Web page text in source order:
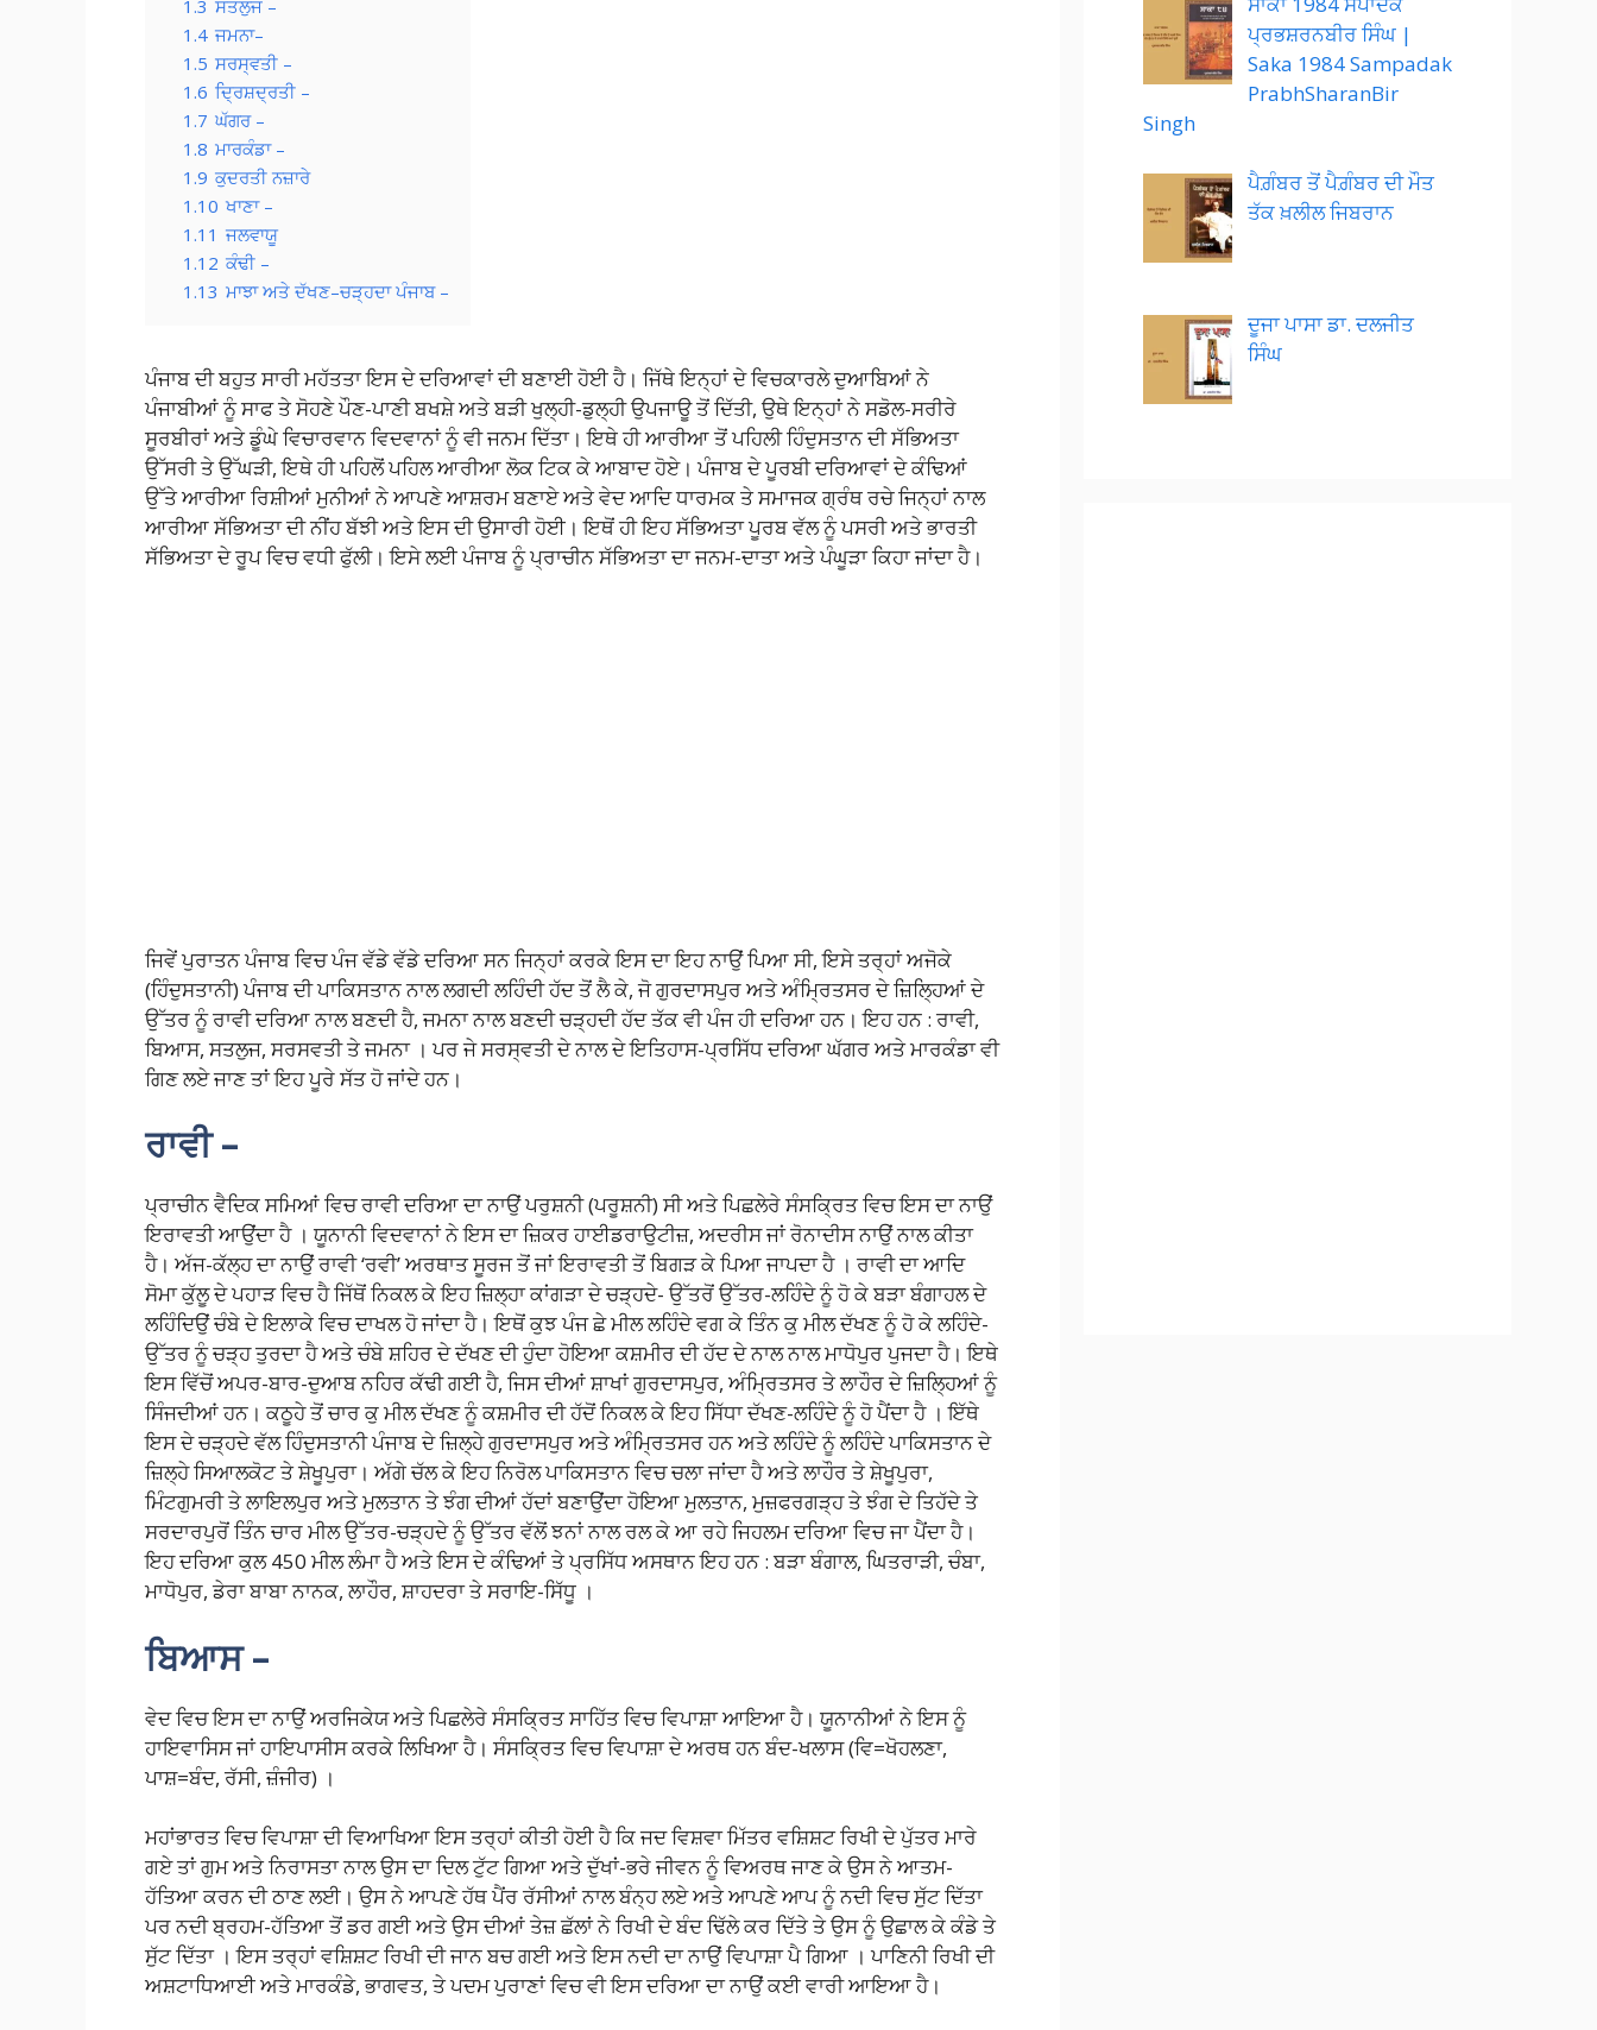
1.3 ਸਤਲੁਜ –
1.4 ਜਮਨਾ–
1.5 ਸਰਸ੍ਵਤੀ –
1.6 ਦ੍ਰਿਸ਼ਦ੍ਰਤੀ –
1.7 ਘੱਗਰ –
1.8 ਮਾਰਕੰਡਾ –
1.9 ਕੁਦਰਤੀ ਨਜ਼ਾਰੇ
1.10 ਖਾਣਾ –
1.11 ਜਲਵਾਯੂ
1.12 ਕੰਢੀ –
1.13 ਮਾਝਾ ਅਤੇ ਦੱਖਣ–ਚੜ੍ਹਦਾ ਪੰਜਾਬ –
ਪੰਜਾਬ ਦੀ ਬਹੁਤ ਸਾਰੀ ਮਹੱਤਤਾ ਇਸ ਦੇ ਦਰਿਆਵਾਂ ਦੀ ਬਣਾਈ ਹੋਈ ਹੈ। ਜਿੱਥੇ ਇਨ੍ਹਾਂ ਦੇ ਵਿਚਕਾਰਲੇ ਦੁਆਬਿਆਂ ਨੇ
ਪੰਜਾਬੀਆਂ ਨੂੰ ਸਾਫ ਤੇ ਸੋਹਣੇ ਪੌਣ-ਪਾਣੀ ਬਖਸ਼ੇ ਅਤੇ ਬੜੀ ਖੁਲ੍ਹੀ-ਡੁਲ੍ਹੀ ਉਪਜਾਊ ਤੋਂ ਦਿੱਤੀ, ਉਥੇ ਇਨ੍ਹਾਂ ਨੇ ਸਡੋਲ-ਸਰੀਰੇ
ਸੂਰਬੀਰਾਂ ਅਤੇ ਡੂੰਘੇ ਵਿਚਾਰਵਾਨ ਵਿਦਵਾਨਾਂ ਨੂੰ ਵੀ ਜਨਮ ਦਿੱਤਾ। ਇਥੇ ਹੀ ਆਰੀਆ ਤੋਂ ਪਹਿਲੀ ਹਿੰਦੁਸਤਾਨ ਦੀ ਸੱਭਿਅਤਾ
ਉੱਸਰੀ ਤੇ ਉੱਘੜੀ, ਇਥੇ ਹੀ ਪਹਿਲੋਂ ਪਹਿਲ ਆਰੀਆ ਲੋਕ ਟਿਕ ਕੇ ਆਬਾਦ ਹੋਏ। ਪੰਜਾਬ ਦੇ ਪੂਰਬੀ ਦਰਿਆਵਾਂ ਦੇ ਕੰਢਿਆਂ
ਉੱਤੇ ਆਰੀਆ ਰਿਸ਼ੀਆਂ ਮੁਨੀਆਂ ਨੇ ਆਪਣੇ ਆਸ਼ਰਮ ਬਣਾਏ ਅਤੇ ਵੇਦ ਆਦਿ ਧਾਰਮਕ ਤੇ ਸਮਾਜਕ ਗ੍ਰੰਥ ਰਚੇ ਜਿਨ੍ਹਾਂ ਨਾਲ
ਆਰੀਆ ਸੱਭਿਅਤਾ ਦੀ ਨੀਂਹ ਬੱਝੀ ਅਤੇ ਇਸ ਦੀ ਉਸਾਰੀ ਹੋਈ। ਇਥੋਂ ਹੀ ਇਹ ਸੱਭਿਅਤਾ ਪੂਰਬ ਵੱਲ ਨੂੰ ਪਸਰੀ ਅਤੇ ਭਾਰਤੀ
ਸੱਭਿਅਤਾ ਦੇ ਰੂਪ ਵਿਚ ਵਧੀ ਫੁੱਲੀ। ਇਸੇ ਲਈ ਪੰਜਾਬ ਨੂੰ ਪ੍ਰਾਚੀਨ ਸੱਭਿਅਤਾ ਦਾ ਜਨਮ-ਦਾਤਾ ਅਤੇ ਪੰਘੂੜਾ ਕਿਹਾ ਜਾਂਦਾ ਹੈ।
ਜਿਵੇਂ ਪੁਰਾਤਨ ਪੰਜਾਬ ਵਿਚ ਪੰਜ ਵੱਡੇ ਵੱਡੇ ਦਰਿਆ ਸਨ ਜਿਨ੍ਹਾਂ ਕਰਕੇ ਇਸ ਦਾ ਇਹ ਨਾਉਂ ਪਿਆ ਸੀ, ਇਸੇ ਤਰ੍ਹਾਂ ਅਜੋਕੇ
(ਹਿੰਦੁਸਤਾਨੀ) ਪੰਜਾਬ ਦੀ ਪਾਕਿਸਤਾਨ ਨਾਲ ਲਗਦੀ ਲਹਿੰਦੀ ਹੱਦ ਤੋਂ ਲੈ ਕੇ, ਜੋ ਗੁਰਦਾਸਪੁਰ ਅਤੇ ਅੰਮ੍ਰਿਤਸਰ ਦੇ ਜ਼ਿਲ੍ਹਿਆਂ ਦੇ
ਉੱਤਰ ਨੂੰ ਰਾਵੀ ਦਰਿਆ ਨਾਲ ਬਣਦੀ ਹੈ, ਜਮਨਾ ਨਾਲ ਬਣਦੀ ਚੜ੍ਹਦੀ ਹੱਦ ਤੱਕ ਵੀ ਪੰਜ ਹੀ ਦਰਿਆ ਹਨ। ਇਹ ਹਨ : ਰਾਵੀ,
ਬਿਆਸ, ਸਤਲੁਜ, ਸਰਸਵਤੀ ਤੇ ਜਮਨਾ । ਪਰ ਜੇ ਸਰਸ੍ਵਤੀ ਦੇ ਨਾਲ ਦੇ ਇਤਿਹਾਸ-ਪ੍ਰਸਿੱਧ ਦਰਿਆ ਘੱਗਰ ਅਤੇ ਮਾਰਕੰਡਾ ਵੀ
ਗਿਣ ਲਏ ਜਾਣ ਤਾਂ ਇਹ ਪੂਰੇ ਸੱਤ ਹੋ ਜਾਂਦੇ ਹਨ।
ਰਾਵੀ –
ਪ੍ਰਾਚੀਨ ਵੈਦਿਕ ਸਮਿਆਂ ਵਿਚ ਰਾਵੀ ਦਰਿਆ ਦਾ ਨਾਉਂ ਪਰੁਸ਼ਨੀ (ਪਰੂਸ਼ਨੀ) ਸੀ ਅਤੇ ਪਿਛਲੇਰੇ ਸੰਸਕ੍ਰਿਤ ਵਿਚ ਇਸ ਦਾ ਨਾਉਂ
ਇਰਾਵਤੀ ਆਉਂਦਾ ਹੈ । ਯੂਨਾਨੀ ਵਿਦਵਾਨਾਂ ਨੇ ਇਸ ਦਾ ਜ਼ਿਕਰ ਹਾਈਡਰਾਉਟੀਜ਼, ਅਦਰੀਸ ਜਾਂ ਰੋਨਾਦੀਸ ਨਾਉਂ ਨਾਲ ਕੀਤਾ
ਹੈ। ਅੱਜ-ਕੱਲ੍ਹ ਦਾ ਨਾਉਂ ਰਾਵੀ ‘ਰਵੀ’ ਅਰਥਾਤ ਸੂਰਜ ਤੋਂ ਜਾਂ ਇਰਾਵਤੀ ਤੋਂ ਬਿਗੜ ਕੇ ਪਿਆ ਜਾਪਦਾ ਹੈ । ਰਾਵੀ ਦਾ ਆਦਿ
ਸੋਮਾ ਕੁੱਲੂ ਦੇ ਪਹਾੜ ਵਿਚ ਹੈ ਜਿੱਥੋਂ ਨਿਕਲ ਕੇ ਇਹ ਜ਼ਿਲ੍ਹਾ ਕਾਂਗੜਾ ਦੇ ਚੜ੍ਹਦੇ- ਉੱਤਰੋਂ ਉੱਤਰ-ਲਹਿੰਦੇ ਨੂੰ ਹੋ ਕੇ ਬੜਾ ਬੰਗਾਹਲ ਦੇ
ਲਹਿੰਦਿਉਂ ਚੰਬੇ ਦੇ ਇਲਾਕੇ ਵਿਚ ਦਾਖਲ ਹੋ ਜਾਂਦਾ ਹੈ। ਇਥੋਂ ਕੁਝ ਪੰਜ ਛੇ ਮੀਲ ਲਹਿੰਦੇ ਵਗ ਕੇ ਤਿੰਨ ਕੁ ਮੀਲ ਦੱਖਣ ਨੂੰ ਹੋ ਕੇ ਲਹਿੰਦੇ-
ਉੱਤਰ ਨੂੰ ਚੜ੍ਹ ਤੁਰਦਾ ਹੈ ਅਤੇ ਚੰਬੇ ਸ਼ਹਿਰ ਦੇ ਦੱਖਣ ਦੀ ਹੁੰਦਾ ਹੋਇਆ ਕਸ਼ਮੀਰ ਦੀ ਹੱਦ ਦੇ ਨਾਲ ਨਾਲ ਮਾਧੋਪੁਰ ਪੁਜਦਾ ਹੈ। ਇਥੇ
ਇਸ ਵਿੱਚੋਂ ਅਪਰ-ਬਾਰ-ਦੁਆਬ ਨਹਿਰ ਕੱਢੀ ਗਈ ਹੈ, ਜਿਸ ਦੀਆਂ ਸ਼ਾਖਾਂ ਗੁਰਦਾਸਪੁਰ, ਅੰਮ੍ਰਿਤਸਰ ਤੇ ਲਾਹੌਰ ਦੇ ਜ਼ਿਲ੍ਹਿਆਂ ਨੂੰ
ਸਿੰਜਦੀਆਂ ਹਨ। ਕਠੂਹੇ ਤੋਂ ਚਾਰ ਕੁ ਮੀਲ ਦੱਖਣ ਨੂੰ ਕਸ਼ਮੀਰ ਦੀ ਹੱਦੋਂ ਨਿਕਲ ਕੇ ਇਹ ਸਿੱਧਾ ਦੱਖਣ-ਲਹਿੰਦੇ ਨੂੰ ਹੋ ਪੈਂਦਾ ਹੈ । ਇੱਥੇ
ਇਸ ਦੇ ਚੜ੍ਹਦੇ ਵੱਲ ਹਿੰਦੁਸਤਾਨੀ ਪੰਜਾਬ ਦੇ ਜ਼ਿਲ੍ਹੇ ਗੁਰਦਾਸਪੁਰ ਅਤੇ ਅੰਮ੍ਰਿਤਸਰ ਹਨ ਅਤੇ ਲਹਿੰਦੇ ਨੂੰ ਲਹਿੰਦੇ ਪਾਕਿਸਤਾਨ ਦੇ
ਜ਼ਿਲ੍ਹੇ ਸਿਆਲਕੋਟ ਤੇ ਸ਼ੇਖੂਪੁਰਾ। ਅੱਗੇ ਚੱਲ ਕੇ ਇਹ ਨਿਰੋਲ ਪਾਕਿਸਤਾਨ ਵਿਚ ਚਲਾ ਜਾਂਦਾ ਹੈ ਅਤੇ ਲਾਹੌਰ ਤੇ ਸ਼ੇਖੂਪੁਰਾ,
ਮਿੰਟਗੁਮਰੀ ਤੇ ਲਾਇਲਪੁਰ ਅਤੇ ਮੁਲਤਾਨ ਤੇ ਝੰਗ ਦੀਆਂ ਹੱਦਾਂ ਬਣਾਉਂਦਾ ਹੋਇਆ ਮੁਲਤਾਨ, ਮੁਜ਼ਫਰਗੜ੍ਹ ਤੇ ਝੰਗ ਦੇ ਤਿਹੱਦੇ ਤੇ
ਸਰਦਾਰਪੁਰੋਂ ਤਿੰਨ ਚਾਰ ਮੀਲ ਉੱਤਰ-ਚੜ੍ਹਦੇ ਨੂੰ ਉੱਤਰ ਵੱਲੋਂ ਝਨਾਂ ਨਾਲ ਰਲ ਕੇ ਆ ਰਹੇ ਜਿਹਲਮ ਦਰਿਆ ਵਿਚ ਜਾ ਪੈਂਦਾ ਹੈ।
ਇਹ ਦਰਿਆ ਕੁਲ 450 ਮੀਲ ਲੰਮਾ ਹੈ ਅਤੇ ਇਸ ਦੇ ਕੰਢਿਆਂ ਤੇ ਪ੍ਰਸਿੱਧ ਅਸਥਾਨ ਇਹ ਹਨ : ਬੜਾ ਬੰਗਾਲ, ਘਿਤਰਾੜੀ, ਚੰਬਾ,
ਮਾਧੋਪੁਰ, ਡੇਰਾ ਬਾਬਾ ਨਾਨਕ, ਲਾਹੌਰ, ਸ਼ਾਹਦਰਾ ਤੇ ਸਰਾਇ-ਸਿੱਧੂ ।
ਬਿਆਸ–
ਵੇਦ ਵਿਚ ਇਸ ਦਾ ਨਾਉਂ ਅਰਜਿਕੇਯ ਅਤੇ ਪਿਛਲੇਰੇ ਸੰਸਕ੍ਰਿਤ ਸਾਹਿੱਤ ਵਿਚ ਵਿਪਾਸ਼ਾ ਆਇਆ ਹੈ। ਯੂਨਾਨੀਆਂ ਨੇ ਇਸ ਨੂੰ
ਹਾਇਵਾਸਿਸ ਜਾਂ ਹਾਇਪਾਸੀਸ ਕਰਕੇ ਲਿਖਿਆ ਹੈ। ਸੰਸਕ੍ਰਿਤ ਵਿਚ ਵਿਪਾਸ਼ਾ ਦੇ ਅਰਥ ਹਨ ਬੰਦ-ਖਲਾਸ (ਵਿ=ਖੋਹਲਣਾ,
ਪਾਸ਼=ਬੰਦ, ਰੱਸੀ, ਜ਼ੰਜੀਰ) ।
ਮਹਾਂਭਾਰਤ ਵਿਚ ਵਿਪਾਸ਼ਾ ਦੀ ਵਿਆਖਿਆ ਇਸ ਤਰ੍ਹਾਂ ਕੀਤੀ ਹੋਈ ਹੈ ਕਿ ਜਦ ਵਿਸ਼ਵਾ ਮਿੱਤਰ ਵਸ਼ਿਸ਼ਟ ਰਿਖੀ ਦੇ ਪੁੱਤਰ ਮਾਰੇ
ਗਏ ਤਾਂ ਗੁਮ ਅਤੇ ਨਿਰਾਸਤਾ ਨਾਲ ਉਸ ਦਾ ਦਿਲ ਟੁੱਟ ਗਿਆ ਅਤੇ ਦੁੱਖਾਂ-ਭਰੇ ਜੀਵਨ ਨੂੰ ਵਿਅਰਥ ਜਾਣ ਕੇ ਉਸ ਨੇ ਆਤਮ-
ਹੱਤਿਆ ਕਰਨ ਦੀ ਠਾਣ ਲਈ। ਉਸ ਨੇ ਆਪਣੇ ਹੱਥ ਪੈਂਰ ਰੱਸੀਆਂ ਨਾਲ ਬੰਨ੍ਹ ਲਏ ਅਤੇ ਆਪਣੇ ਆਪ ਨੂੰ ਨਦੀ ਵਿਚ ਸੁੱਟ ਦਿੱਤਾ
ਪਰ ਨਦੀ ਬ੍ਰਹਮ-ਹੱਤਿਆ ਤੋਂ ਡਰ ਗਈ ਅਤੇ ਉਸ ਦੀਆਂ ਤੇਜ਼ ਛੱਲਾਂ ਨੇ ਰਿਖੀ ਦੇ ਬੰਦ ਢਿੱਲੇ ਕਰ ਦਿੱਤੇ ਤੇ ਉਸ ਨੂੰ ਉਛਾਲ ਕੇ ਕੰਡੇ ਤੇ
ਸੁੱਟ ਦਿੱਤਾ । ਇਸ ਤਰ੍ਹਾਂ ਵਸ਼ਿਸ਼ਟ ਰਿਖੀ ਦੀ ਜਾਨ ਬਚ ਗਈ ਅਤੇ ਇਸ ਨਦੀ ਦਾ ਨਾਉਂ ਵਿਪਾਸ਼ਾ ਪੈ ਗਿਆ । ਪਾਣਿਨੀ ਰਿਖੀ ਦੀ
ਅਸ਼ਟਾਧਿਆਈ ਅਤੇ ਮਾਰਕੰਡੇ, ਭਾਗਵਤ, ਤੇ ਪਦਮ ਪੁਰਾਣਾਂ ਵਿਚ ਵੀ ਇਸ ਦਰਿਆ ਦਾ ਨਾਉਂ ਕਈ ਵਾਰੀ ਆਇਆ ਹੈ।
ਪ੍ਰਭਸ਼ਰਨਬੀਰ ਸਿੰਘ |
Saka 1984 Sampadak
PrabhSharanBir
Singh
ਪੈਗ਼ੰਬਰ ਤੋਂ ਪੈਗ਼ੰਬਰ ਦੀ ਮੌਤ
ਤੱਕ ਖ਼ਲੀਲ ਜਿਬਰਾਨ
ਦੂਜਾ ਪਾਸਾ ਡਾ. ਦਲਜੀਤ
ਸਿੰਘ